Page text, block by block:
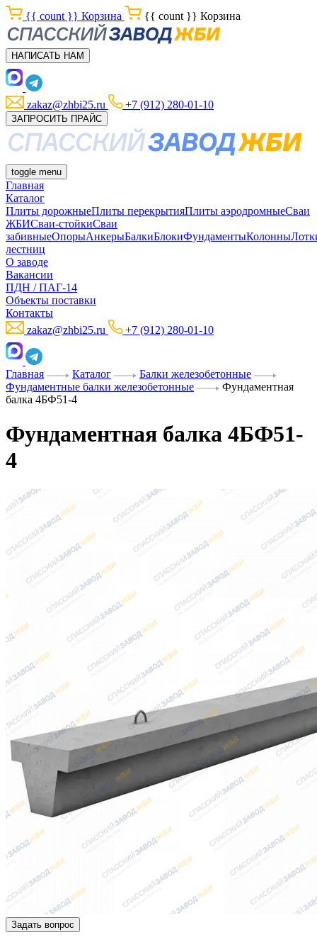
{{ count }} Корзина {{ count }} Корзина
НАПИСАТЬ НАМ
zakaz@zhbi25.ru +7 (912) 280-01-10
ЗАПРОСИТЬ ПРАЙС
toggle menu
Главная
Каталог
Плиты дорожныеПлиты перекрытияПлиты аэродромныеСваи
ЖБИСваи-стойкиСваи
забивныеОпорыАнкерыБалкиБлокиФундаментыКолонны
лестниц
О заводе
Вакансии
ПДН / ПАГ-14
Объекты поставки
Контакты
zakaz@zhbi25.ru
+7 (912) 280-01-10
Главная Каталог
Балки железобетонные
Фундаментные балки железобетонные
Фундаментная
балка 4БФ51-4
Фундаментная балка 4БФ51-
4
Задать вопрос